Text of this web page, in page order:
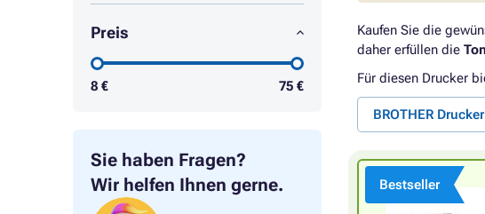
Preis
8 € 75 €
Sie haben Fragen?
Wir helfen Ihnen gerne.
Kaufen Sie die
daher erfüllen die
Für diesen Drucker
BROTHER
Bestseller